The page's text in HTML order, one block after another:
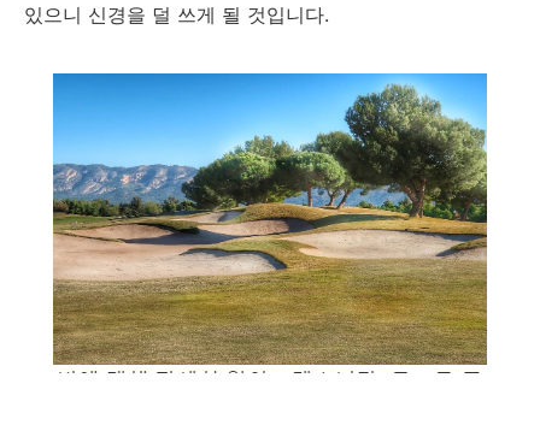
있으니 신경을 덜 쓰게 될 것입니다.